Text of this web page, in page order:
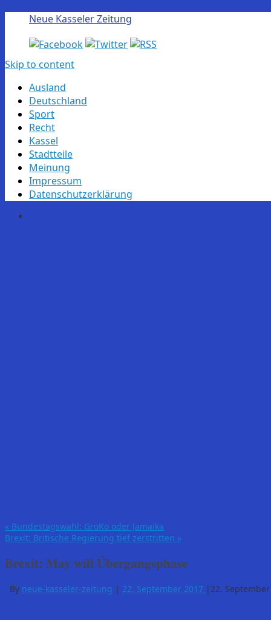
Neue Kasseler Zeitung
Skip to content
Ausland
Deutschland
Sport
Recht
Kassel
Stadtteile
Meinung
Impressum
Datenschutzerklärung
« Bundestagswahl: GroKo oder Jamaika
Brexit: Britische Regierung tief zerstritten »
Brexit: May will Übergangsphase
By neue-kasseler-zeitung | 22. September 2017 |22.